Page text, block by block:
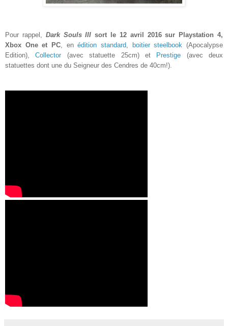
Pour rappel, Dark Souls III sort le 12 avril 2016 sur Playstation 4,
Xbox One et PC, enédition standard, boitier steelbook (Apocalypse
Edition),Collector (avec statuette 25cm) et Prestige (avec deux
statuettes dont une du Seigneur des Cendres de 40cm!).